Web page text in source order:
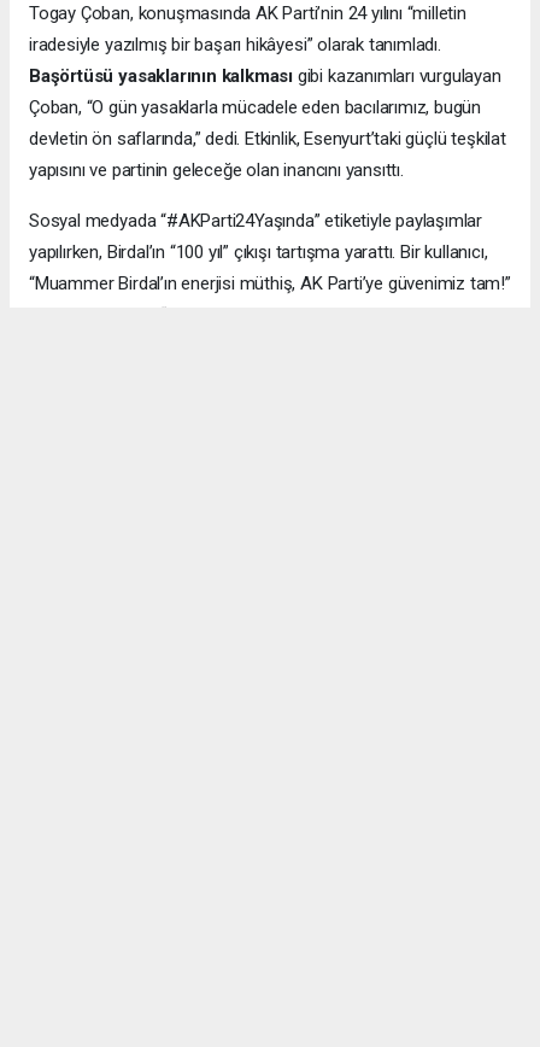
Togay Çoban, konuşmasında AK Parti’nin 24 yılını “milletin
iradesiyle yazılmış bir başarı hikâyesi” olarak tanımladı.
Başörtüsü yasaklarının kalkması gibi kazanımları vurgulayan
Çoban, “O gün yasaklarla mücadele eden bacılarımız, bugün
devletin ön saflarında,” dedi. Etkinlik, Esenyurt’taki güçlü teşkilat
yapısını ve partinin geleceğe olan inancını yansıttı.
Sosyal medyada “#AKParti24Yaşında” etiketiyle paylaşımlar
yapılırken, Birdal’ın “100 yıl” çıkışı tartışma yarattı. Bir kullanıcı,
“Muammer Birdal’ın enerjisi müthiş, AK Parti’ye güvenimiz tam!”
derken, bir diğeri, “100 yıl iddialı, ama millet desteklerse neden